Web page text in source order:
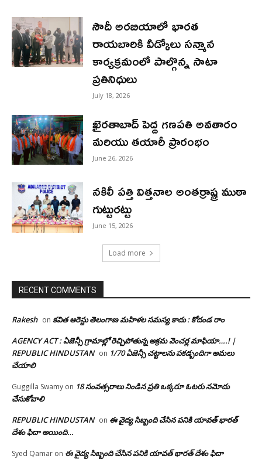
సౌదీ అరబియాలో భారత
రాయబారికి వీడ్కోలు సన్మాన
కార్యక్రమంలో పాల్గొన్న సాటా
ప్రతినిధులు
July 18, 2026
ఖైరతాబాద్ పెద్ద గణపతి అవతారం
మరియు తయారీ ప్రారంభం
June 26, 2026
నకిలీ పత్తి విత్తనాల అంతర్రాష్ట్ర ముఠా
గుట్టురట్టు
June 15, 2026
Load more
RECENT COMMENTS
Rakesh on కవిత అరెస్టు తెలంగాణ మహిళల సమస్య కాదు : కోదండ రాం
AGENCY ACT : ఏజెన్సీ గ్రామాల్లో రెచ్చిపోతున్న అక్రమ వెంచర్ల మాఫియా….! |
REPUBLIC HINDUSTAN on 1/70 ఏజెన్సీ చట్టాలను పకడ్బందిగా అమలు
చేయాలి
Guggilla Swamy on 18 సంవత్సరాలు నిండిన ప్రతి ఒక్కరూ ఓటరు నమోదు
చేసుకోవాలి
REPUBLIC HINDUSTAN on ఈ వైద్య సిబ్బంది చేసిన పనికి యావత్ భారత్
దేశం ఫిదా అయింది…
Syed Qamar on ఈ వైద్య సిబ్బంది చేసిన పనికి యావత్ భారత్ దేశం ఫిదా